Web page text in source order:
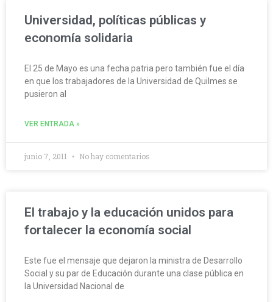
Universidad, políticas públicas y
economía solidaria
El 25 de Mayo es una fecha patria pero también fue el día
en que los trabajadores de la Universidad de Quilmes se
pusieron al
VER ENTRADA »
junio 7, 2011 No hay comentarios
El trabajo y la educación unidos para
fortalecer la economía social
Este fue el mensaje que dejaron la ministra de Desarrollo
Social y su par de Educación durante una clase pública en
la Universidad Nacional de